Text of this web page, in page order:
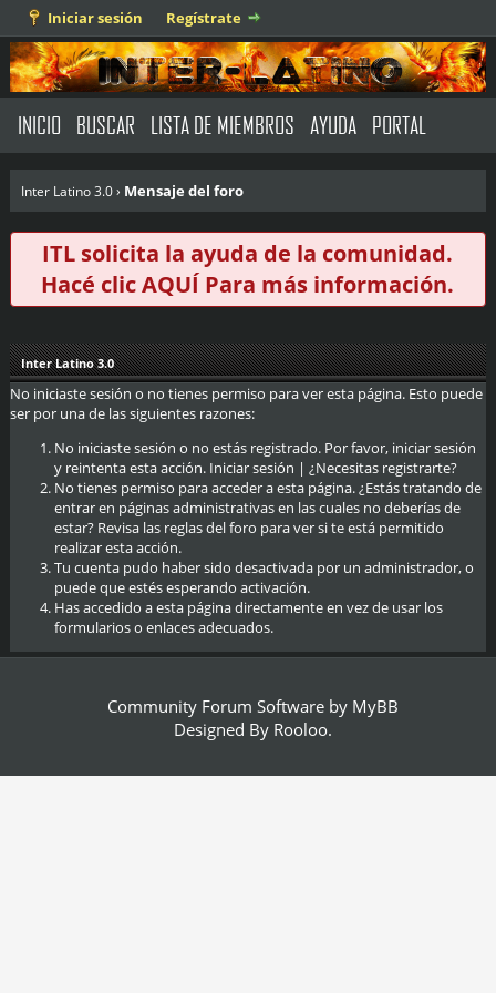
Iniciar sesión Regístrate
INICIO BUSCAR LISTA DE MIEMBROS AYUDA PORTAL
Inter Latino 3.0› Mensaje del foro
ITL solicita la ayuda de la comunidad.
Hacé clicAQUÍ Para más información.
Inter Latino 3.0
No iniciaste sesión o no tienes permiso para ver esta página. Esto puede
ser por una de las siguientes razones:
No iniciaste sesión o no estás registrado. Por favor, iniciar sesión
y reintenta esta acción. Iniciar sesión | ¿Necesitas registrarte?
No tienes permiso para acceder a esta página. ¿Estás tratando de
entrar en páginas administrativas en las cuales no deberías de
estar? Revisa las reglas del foro para ver si te está permitido
realizar esta acción.
Tu cuenta pudo haber sido desactivada por un administrador, o
puede que estés esperando activación.
Has accedido a esta página directamente en vez de usar los
formularios o enlaces adecuados.
Community Forum Software by MyBB
Designed By Rooloo.